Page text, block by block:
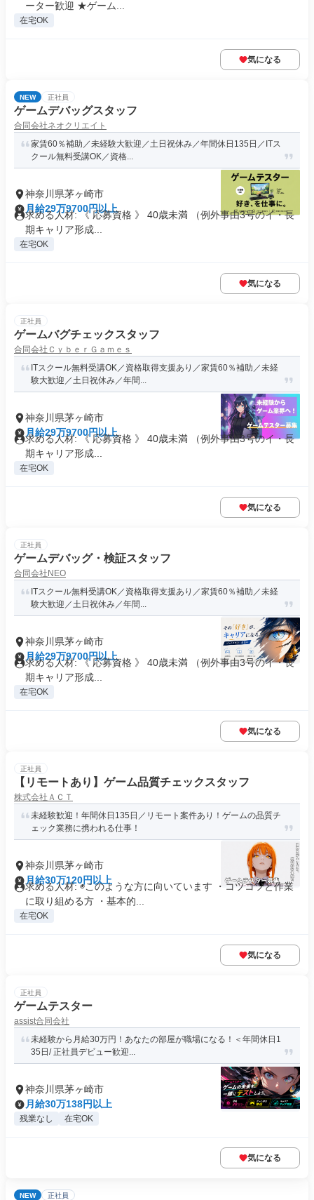
ーター歓迎 ★ゲーム...
在宅OK
気になる
NEW 正社員
ゲームデバッグスタッフ
合同会社ネオクリエイト
家賃60％補助／未経験大歓迎／土日祝休み／年間休日135日／ITス
クール無料受講OK／資格...
神奈川県茅ヶ崎市
月給29万9700円以上
求める人材: 《 応募資格 》 40歳未満 （例外事由3号のイ・長
期キャリア形成...
在宅OK
気になる
正社員
ゲームバグチェックスタッフ
合同会社ＣｙｂｅｒＧａｍｅｓ
ITスクール無料受講OK／資格取得支援あり／家賃60％補助／未経
験大歓迎／土日祝休み／年間...
神奈川県茅ヶ崎市
月給29万9700円以上
求める人材: 《 応募資格 》 40歳未満 （例外事由3号のイ・長
期キャリア形成...
在宅OK
気になる
正社員
ゲームデバッグ・検証スタッフ
合同会社NEO
ITスクール無料受講OK／資格取得支援あり／家賃60％補助／未経
験大歓迎／土日祝休み／年間...
神奈川県茅ヶ崎市
月給29万9700円以上
求める人材: 《 応募資格 》 40歳未満 （例外事由3号のイ・長
期キャリア形成...
在宅OK
気になる
正社員
【リモートあり】ゲーム品質チェックスタッフ
株式会社ＡＣＴ
未経験歓迎！年間休日135日／リモート案件あり！ゲームの品質チ
ェック業務に携われる仕事！
神奈川県茅ヶ崎市
月給30万120円以上
求める人材: ◉このような方に向いています ・コツコツと作業
に取り組める方 ・基本的...
在宅OK
気になる
正社員
ゲームテスター
assist合同会社
未経験から月給30万円！あなたの部屋が職場になる！＜年間休日1
35日/ 正社員デビュー歓迎...
神奈川県茅ヶ崎市
月給30万138円以上
残業なし 在宅OK
気になる
NEW 正社員